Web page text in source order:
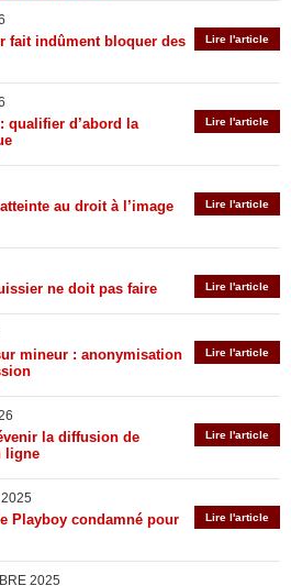
Lire l'article
fait indûment bloquer des
Lire l'article
qualifier d’abord la
Lire l'article
au droit à l’image
Lire l'article
ne doit pas faire
Lire l'article
mineur : anonymisation
Lire l'article
la diffusion de
ligne
Lire l'article
Playboy condamné pour
2025